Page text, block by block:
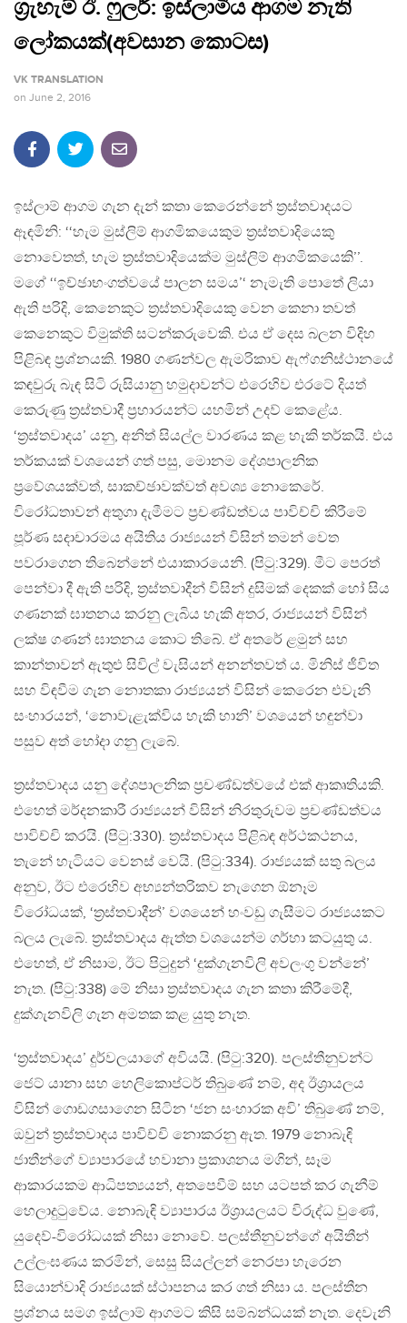
ග‍්‍රැහැම් ඊ. ෆුලර්: ඉස්ලාමීය ආගම නැති
ලෝකයක්(අවසාන කොටස)
VK TRANSLATION
on June 2, 2016
ඉස්ලාම් ආගම ගැන දැන් කතා කෙරෙන්නේ ත‍්‍රස්තවාදයට
ඈඳමිනි: ‘‘හැම මුස්ලිම් ආගමිකයෙකුම ත‍්‍රස්තවාදියෙකු
නොවෙතත්, හැම ත‍්‍රස්තවාදියෙක්ම මුස්ලිම් ආගමිකයෙකි’’.
මගේ ‘‘ඉච්ඡාභංගත්වයේ පාලන සමය’‘ නැමැති පොතේ ලියා
ඇති පරිදි, කෙනෙකුට ත‍්‍රස්තවාදියෙකු වෙන කෙනා තවත්
කෙනෙකුට විමුක්ති සටන්කරුවෙකි. එය ඒ දෙස බලන විදිහ
පිළිබඳ ප‍්‍රශ්නයකි. 1980 ගණන්වල ඇමරිකාව ඇෆ්ගනිස්ථානයේ
කඳවුරු බැඳ සිටි රුසියානු හමුදාවන්ට එරෙහිව එරටේ දියත්
කෙරුණු ත‍්‍රස්තවාදී ප‍්‍රහාරයන්ට යහමින් උදව් කෙළේය.
‘ත‍්‍රස්තවාදය’ යනු, අනිත් සියල්ල වාරණය කළ හැකි තර්කයි. එය
තර්කයක් වශයෙන් ගත් පසු, මොනම දේශපාලනික
ප‍්‍රවේශයක්වත්, සාකච්ඡාවක්වත් අවශ්‍ය නොකෙරේ.
විරෝධතාවන් අතුගා දැමීමට ප‍්‍රචණ්ඩත්වය පාවිච්චි කිරීමේ
පූර්ණ සදාචාරමය අයිතිය රාජ්‍යයන් විසින් තමන් වෙත
පවරාගෙන තිබෙන්නේ එයාකාරයෙනි. (පිටු:329). මීට පෙරත්
පෙන්වා දී ඇති පරිදි, ත‍්‍රස්තවාදීන් විසින් දුසිමක් දෙකක් හෝ සිය
ගණනක් ඝාතනය කරනු ලැබිය හැකි අතර, රාජ්‍යයන් විසින්
ලක්ෂ ගණන් ඝාතනය කොට තිබේ. ඒ අතරේ ළමුන් සහ
කාන්තාවන් ඇතුළු සිවිල් වැසියන් අනන්තවත් ය. මිනිස් ජීවිත
සහ විඳවීම ගැන නොතකා රාජ්‍යයන් විසින් කෙරෙන එවැනි
සංහාරයන්, ‘නොවැළැක්විය හැකි හානි’ වශයෙන් හඳුන්වා
පසුව අත් හෝදා ගනු ලැබේ.
ත‍්‍රස්තවාදය යනු දේශපාලනික ප‍්‍රචණ්ඩත්වයේ එක් ආකෘතියකි.
එහෙත් මර්දනකාරී රාජ්‍යයන් විසින් නිරතුරුවම ප‍්‍රචණ්ඩත්වය
පාවිච්චි කරයි. (පිටු:330). ත‍්‍රස්තවාදය පිළිබඳ අර්ථකථනය,
තැනේ හැටියට වෙනස් වෙයි. (පිටු:334). රාජ්‍යයක් සතු බලය
අනුව, ඊට එරෙහිව අභ්‍යන්තරිකව නැගෙන ඕනෑම
විරෝධයක්, ‘ත‍්‍රස්තවාදීන්’ වශයෙන් හංවඩු ගැසීමට රාජ්‍යයකට
බලය ලැබේ. ත‍්‍රස්තවාදය ඇත්ත වශයෙන්ම ගර්හා කටයුතු ය.
එහෙත්, ඒ නිසාම, ඊට පිටුදුන් ‘දුක්ගැනවිලි අවලංගු වන්නේ’
නැත. (පිටු:338) මේ නිසා ත‍්‍රස්තවාදය ගැන කතා කිරීමේදී,
දුක්ගැනවිලි ගැන අමතක කළ යුතු නැත.
‘ත‍්‍රස්තවාදය’ දුර්වලයාගේ අවියයි. (පිටු:320). පලස්තීනුවන්ට
ජෙට් යානා සහ හෙලිකොප්ටර් තිබුණේ නම්, අද ඊශ‍්‍රායලය
විසින් ගොඩගසාගෙන සිටින ‘ජන සංහාරක අවි’ තිබුණේ නම්,
ඔවුන් ත‍්‍රස්තවාදය පාවිච්චි නොකරනු ඇත. 1979 නොබැඳි
ජාතීන්ගේ ව්‍යාපාරයේ හවානා ප‍්‍රකාශනය මගින්, සෑම
ආකාරයකම ආධිපත්‍යයන්, අතපෙවීම් සහ යටපත් කර ගැනීම්
හෙලාදුටුවේය. නොබැඳි ව්‍යාපාරය ඊශ‍්‍රායලයට විරුද්ධ වුණේ,
යුදෙව්-විරෝධයක් නිසා නොවේ. පලස්තීනුවන්ගේ අයිතීන්
උල්ලංඝණය කරමින්, සෙසු සියල්ලන් නෙරපා හැරෙන
සියොන්වාදි රාජ්‍යයක් ස්ථාපනය කර ගත් නිසා ය. පලස්තීන
ප‍්‍රශ්නය සමග ඉස්ලාම් ආගමට කිසි සම්බන්ධයක් නැත. දෙවැනි